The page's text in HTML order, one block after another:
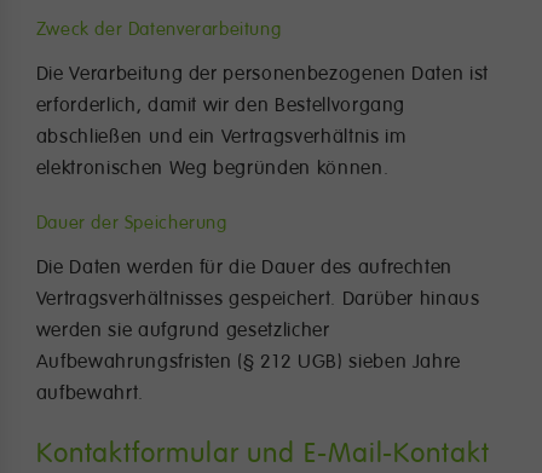
Zweck der Datenverarbeitung
Die Verarbeitung der personenbezogenen Daten ist
erforderlich, damit wir den Bestellvorgang
abschließen und ein Vertragsverhältnis im
elektronischen Weg begründen können.
Dauer der Speicherung
Die Daten werden für die Dauer des aufrechten
Vertragsverhältnisses gespeichert. Darüber hinaus
werden sie aufgrund gesetzlicher
Aufbewahrungsfristen (§ 212 UGB) sieben Jahre
aufbewahrt.
Kontaktformular und E-Mail-Kontakt